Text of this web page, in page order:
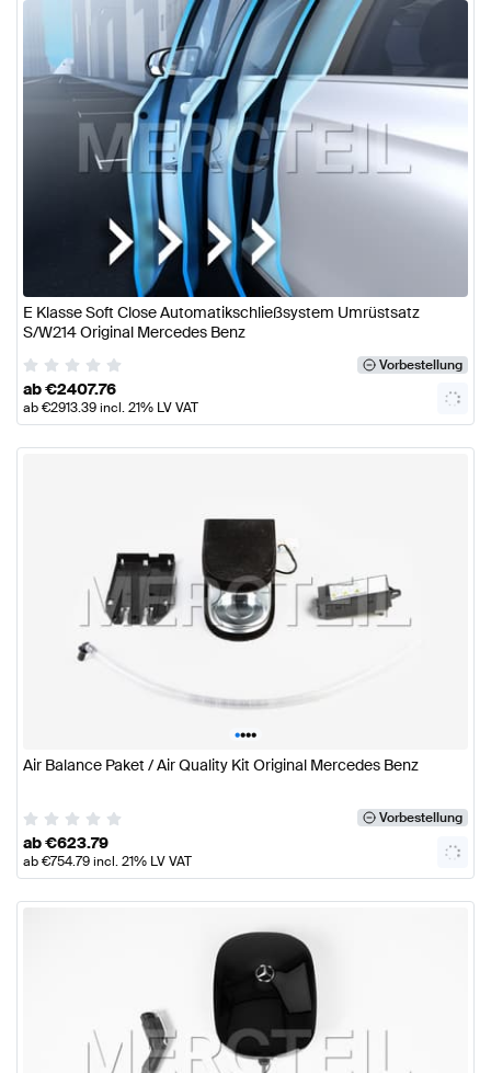
E Klasse Soft Close Automatikschließsystem Umrüstsatz
S/W214 Original Mercedes Benz
Vorbestellung
ab€2407.76
ab€2913.39incl. 21% LV VAT
••••
Air Balance Paket / Air Quality Kit Original Mercedes Benz
Vorbestellung
ab€623.79
ab€754.79incl. 21% LV VAT